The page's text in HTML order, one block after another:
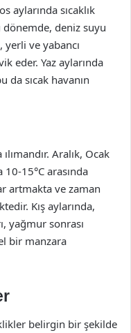
aylarında sıcaklık
dönemde, deniz suyu
yerli ve yabancı
eder. Yaz aylarında
sıcak havanın
Aralık, Ocak
10-15°C arasında
artmakta ve zaman
Kış aylarında,
yağmur sonrası
bir manzara
belirgin bir şekilde